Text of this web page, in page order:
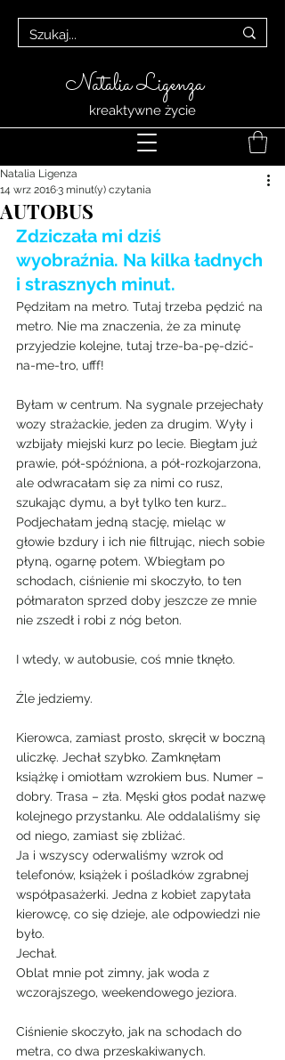
Natalia Ligenza
kreaktywne życie
AUTOBUS
Natalia Ligenza
14 wrz 20163 minut(y) czytania
Zdziczała mi dziś
wyobraźnia. Na kilka ładnych
i strasznych minut.
Pędziłam na metro. Tutaj trzeba pędzić na
metro. Nie ma znaczenia, że za minutę
przyjedzie kolejne, tutaj trze-ba-pę-dzić-
na-me-tro, ufff!
Byłam w centrum. Na sygnale przejechały
wozy strażackie, jeden za drugim. Wyły i
wzbijały miejski kurz po lecie. Biegłam już
prawie, pół-spóźniona, a pół-rozkojarzona,
ale odwracałam się za nimi co rusz,
szukając dymu, a był tylko ten kurz…
Podjechałam jedną stację, mieląc w
głowie bzdury i ich nie filtrując, niech sobie
płyną, ogarnę potem. Wbiegłam po
schodach, ciśnienie mi skoczyło, to ten
półmaraton sprzed doby jeszcze ze mnie
nie zszedł i robi z nóg beton.
I wtedy, w autobusie, coś mnie tknęło.
Źle jedziemy.
Kierowca, zamiast prosto, skręcił w boczną
uliczkę. Jechał szybko. Zamknęłam
książkę i omiotłam wzrokiem bus. Numer –
dobry. Trasa – zła. Męski głos podał nazwę
kolejnego przystanku. Ale oddalaliśmy się
od niego, zamiast się zbliżać.
Ja i wszyscy oderwaliśmy wzrok od
telefonów, książek i pośladków zgrabnej
współpasażerki. Jedna z kobiet zapytała
kierowcę, co się dzieje, ale odpowiedzi nie
było.
Jechał.
Oblat mnie pot zimny, jak woda z
wczorajszego, weekendowego jeziora.
Ciśnienie skoczyło, jak na schodach do
metra, co dwa przeskakiwanych.